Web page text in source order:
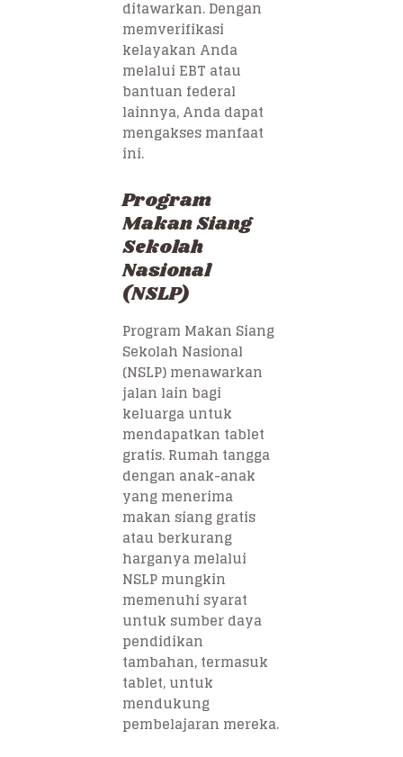
ditawarkan. Dengan
memverifikasi
kelayakan Anda
melalui EBT atau
bantuan federal
lainnya, Anda dapat
mengakses manfaat
ini.
Program
Makan Siang
Sekolah
Nasional
(NSLP)
Program Makan Siang
Sekolah Nasional
(NSLP) menawarkan
jalan lain bagi
keluarga untuk
mendapatkan tablet
gratis. Rumah tangga
dengan anak-anak
yang menerima
makan siang gratis
atau berkurang
harganya melalui
NSLP mungkin
memenuhi syarat
untuk sumber daya
pendidikan
tambahan, termasuk
tablet, untuk
mendukung
pembelajaran mereka.